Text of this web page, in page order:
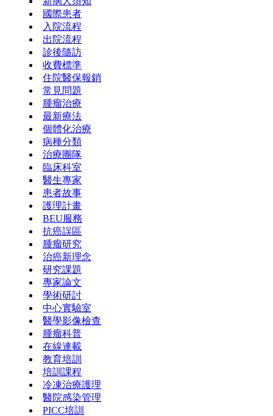
國際患者
入院流程
出院流程
診後隨訪
收費標準
住院醫保報銷
常見問題
腫瘤治療
最新療法
個體化治療
病種分類
治療團隊
臨床科室
醫生專家
患者故事
護理計畫
BEU服務
抗癌誤區
腫瘤研究
治癌新理念
研究課題
專家論文
學術研討
中心實驗室
醫學影像檢查
腫瘤科普
在線連載
教育培訓
培訓課程
冷凍治療護理
醫院感染管理
PICC培訓